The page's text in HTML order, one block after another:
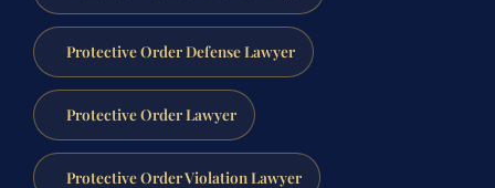
Protective Order Defense Lawyer
Protective Order Lawyer
Protective Order Violation Lawyer